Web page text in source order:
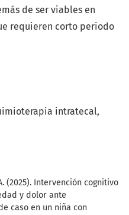
intratecal
(2025). Intervención cognitivo
y dolor ante
caso en un niña con
de ser viables en
requieren corto periodo